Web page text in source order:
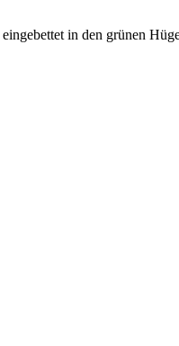
in den grünen